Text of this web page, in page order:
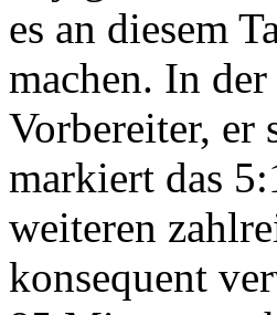
es an diesem
machen. In
Vorbereiter, er
markiert das
weiteren
konsequent